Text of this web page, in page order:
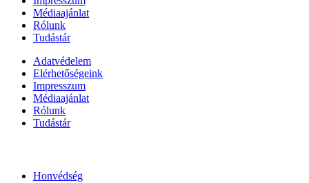
Médiaajánlat
Rólunk
Tudástár
Adatvédelem
Elérhetőségeink
Impresszum
Médiaajánlat
Rólunk
Tudástár
Honvédség